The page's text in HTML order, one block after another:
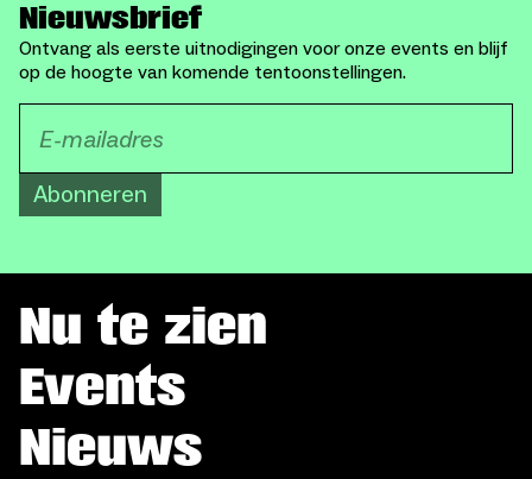
Nieuwsbrief
Ontvang als eerste uitnodigingen voor onze events en blijf
op de hoogte van komende tentoonstellingen.
Abonneren
Nu te zien
Events
Nieuws